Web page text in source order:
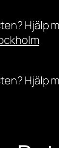
Hjälp
Hjälp